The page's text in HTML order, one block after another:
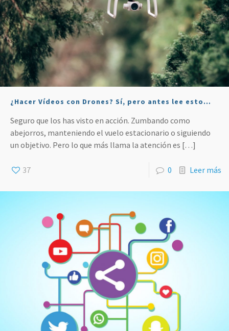
¿Hacer Vídeos con Drones? Sí, pero antes lee esto…
Seguro que los has visto en acción. Zumbando como
abejorros, manteniendo el vuelo estacionario o siguiendo
un objetivo. Pero lo que más llama la atención es […]
37 0 Leer más